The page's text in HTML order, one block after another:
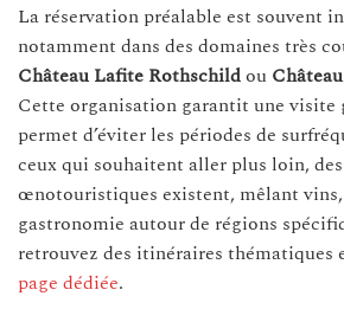
La réservation préalable est souvent
notamment dans des domaines très
Château Lafite Rothschildou
Cette organisation garantit une visite
permet d’éviter les périodes de
ceux qui souhaitent aller plus loin,
œnotouristiques existent, mêlant
gastronomie autour de régions
retrouvez des itinéraires thématiques
page dédiée.